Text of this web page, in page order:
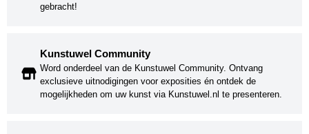
gebracht!
Kunstuwel Community
Word onderdeel van de Kunstuwel Community. Ontvang
exclusieve uitnodigingen voor exposities én ontdek de
mogelijkheden om uw kunst via Kunstuwel.nl te presenteren.